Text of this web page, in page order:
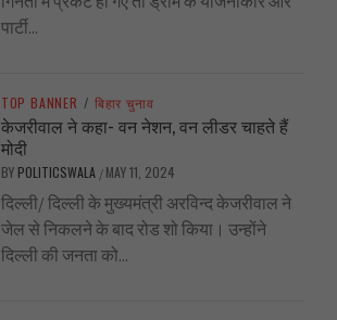
पार्टी...
TOP BANNER / बिहार चुनाव
केजरीवाल ने कहा- वन नेशन, वन लीडर चाहते हैं
मोदी
BY POLITICSWALA / MAY 11, 2024
दिल्ली/ दिल्ली के मुख्यमंत्री अरविन्द केजरीवाल ने
जेल से निकलने के बाद रोड शो किया। उन्होंने
दिल्ली की जनता को...